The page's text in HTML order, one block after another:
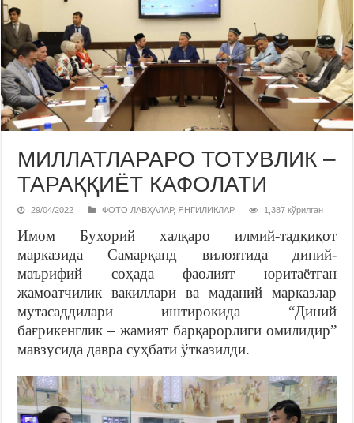
МИЛЛАТЛАРАРО ТОТУВЛИК –
ТАРАҚҚИЁТ КАФОЛАТИ
29/04/2022 ФОТО ЛАВҲАЛАР, ЯНГИЛИКЛАР 1,387 кўрилган
Имом Бухорий халқаро илмий-тадқиқот
марказида Самарқанд вилоятида диний-
маърифий соҳада фаолият юритаётган
жамоатчилик вакиллари ва маданий марказлар
мутасаддилари иштирокида “Диний
бағрикенглик – жамият барқарорлиги омилидир”
мавзусида давра суҳбати ўтказилди.